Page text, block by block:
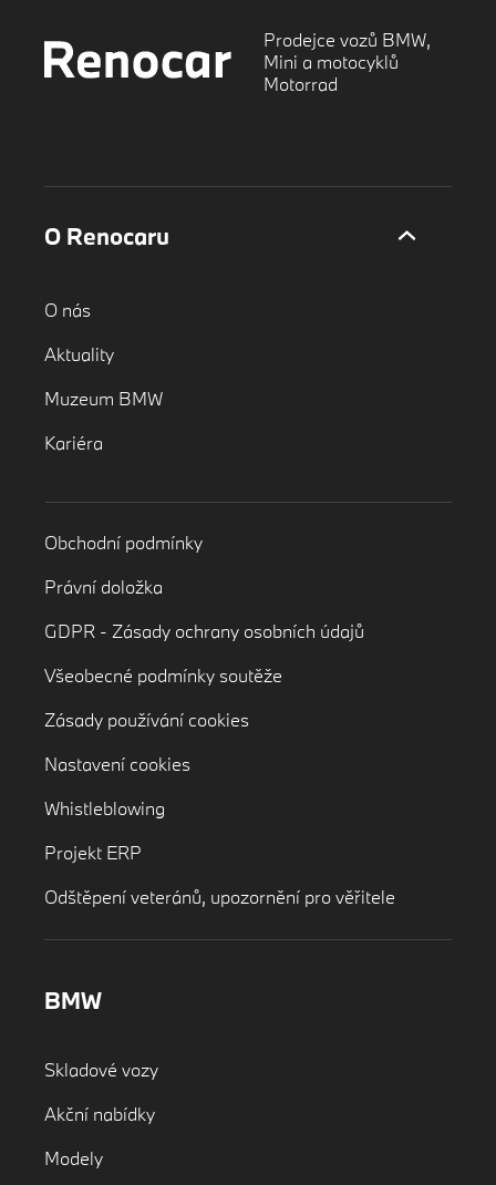
Prodejce vozů BMW,
Mini a motocyklů
Motorrad
O Renocaru
O nás
Aktuality
Muzeum BMW
Kariéra
Obchodní podmínky
Právní doložka
GDPR - Zásady ochrany osobních údajů
Všeobecné podmínky soutěže
Zásady používání cookies
Nastavení cookies
Whistleblowing
Projekt ERP
Odštěpení veteránů, upozornění pro věřitele
BMW
Skladové vozy
Akční nabídky
Modely